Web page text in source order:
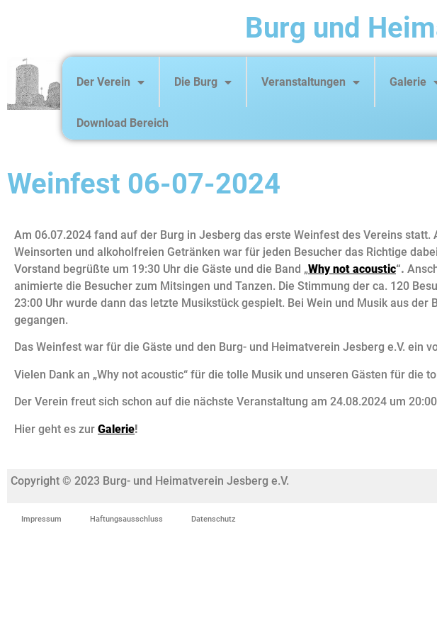
Burg und
Der Verein Die Burg Veranstaltungen Galerie
Download Bereich
Weinfest 06-07-2024
Am 06.07.2024 fand auf der Burg in Jesberg das erste Weinfest des Vereins
Weinsorten und alkoholfreien Getränken war für jeden Besucher das Richtige
Vorstand begrüßte um 19:30 Uhr die Gäste und die Band „Why not acoustic“.
animierte die Besucher zum Mitsingen und Tanzen. Die Stimmung der ca. 120
23:00 Uhr wurde dann das letzte Musikstück gespielt. Bei Wein und Musik aus
gegangen.
Das Weinfest war für die Gäste und den Burg- und Heimatverein Jesberg e.V. ein
Vielen Dank an „Why not acoustic“ für die tolle Musik und unseren Gästen für die
Der Verein freut sich schon auf die nächste Veranstaltung am 24.08.2024 um
Hier geht es zur Galerie!
Copyright © 2023 Burg- und Heimatverein Jesberg e.V.
Impressum Haftungsausschluss Datenschutz